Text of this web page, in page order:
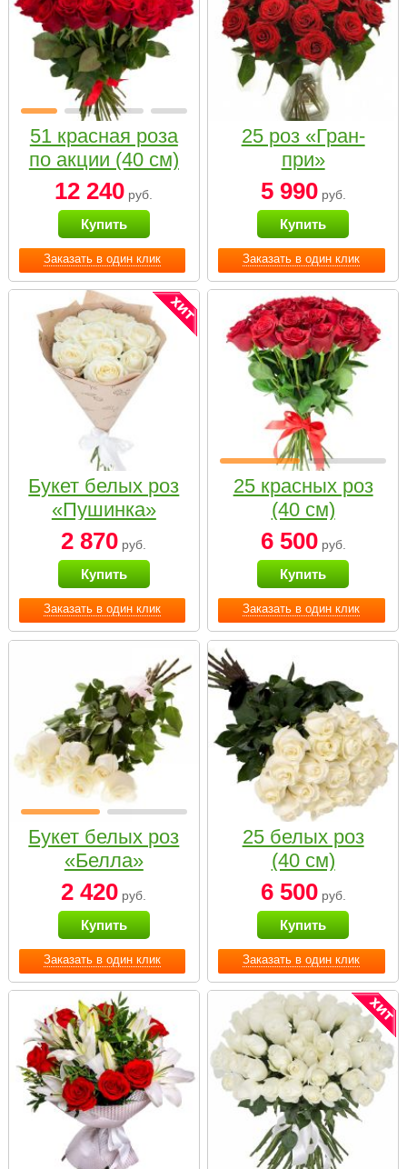
Заказать в один клик
51 красная роза
по акции (40 см)
12 240 руб.
Купить
Заказать в один клик
25 роз «Гран-
при»
5 990руб.
Купить
Заказать в один клик
Букет белых роз
«Пушинка»
2 870 руб.
Купить
Заказать в один клик
25 красных роз
(40 см)
6 500руб.
Купить
Заказать в один клик
Букет белых роз
«Белла»
2 420 руб.
Купить
Заказать в один клик
25 белых роз
(40 см)
6 500руб.
Купить